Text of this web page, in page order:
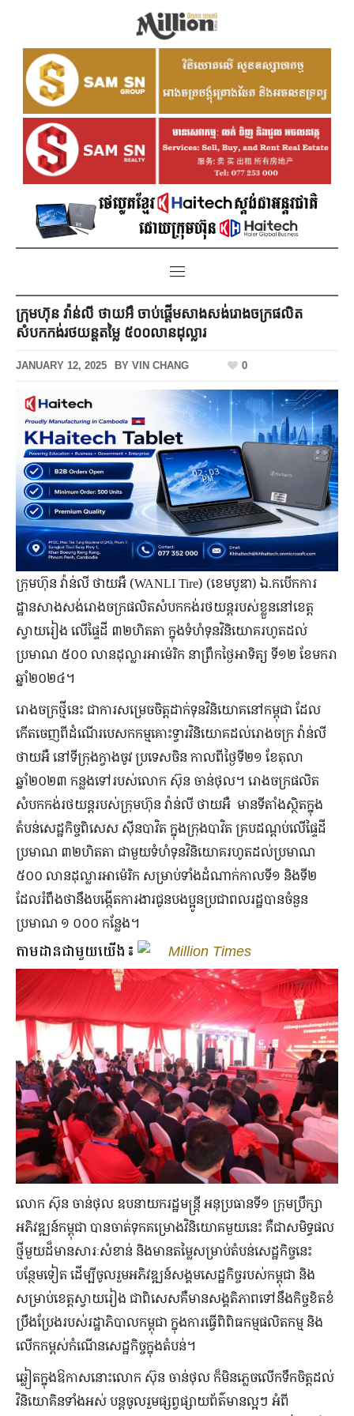
ក្រុមហ៊ុន វ៉ាន់លី ថាយអឺ ចាប់ផ្តើមសាងសង់រោងចក្រផលិត
សំបកកង់រថយន្តតម្លៃ ៥០០លានដុល្លារ
JANUARY 12, 2025 BY VIN CHANG 0
ក្រុមហ៊ុន វ៉ាន់លី ថាយអឺ (WANLI Tire) (ខេមបូឌា) ឯ.កបើកការ
ដ្ឋានសាងសង់រោងចក្រផលិតសំបកកង់រថយន្តរបស់ខ្លួននៅខេត្ត
ស្វាយរៀង លើផ្ទៃដី ៣២ហិតតា ក្នុងទំហំទុនវិនិយោគរហូតដល់
ប្រមាណ ៥០០ លានដុល្លារអាម៉េរិក នាព្រឹកថ្ងៃអាទិត្យ ទី១២ ខែមករា
ឆ្នាំ២០២៤។
រោងចក្រថ្មីនេះ ជាការសម្រេចចិត្តដាក់ទុនវិនិយោគនៅកម្ពុជា ដែល
កើតចេញពីដំណើរបេសកកម្មគោះទ្វារវិនិយោគដល់រោងចក្រ វ៉ាន់លី
ថាយអឺ នៅទីក្រុងក្វាងចូវ ប្រទេសចិន កាលពីថ្ងៃទី២១ ខែតុលា
ឆ្នាំ២០២៣ កន្លងទៅរបស់លោក ស៊ុន ចាន់ថុល។ រោងចក្រផលិត
សំបកកង់រថយន្តរបស់ក្រុមហ៊ុន វ៉ាន់លី ថាយអឺ មានទីតាំងស្ថិតក្នុង
តំបន់សេដ្ឋកិច្ចពិសេស ស៊ីនបាវិត ក្នុងក្រុងបាវិត គ្របដណ្តប់លើផ្ទៃដី
ប្រមាណ ៣២ហិតតា ជាមួយទំហំទុនវិនិយោគរហូតដល់ប្រមាណ
៥០០ លានដុល្លារអាម៉េរិក សម្រាប់ទាំងដំណាក់កាលទី១ និងទី២
ដែលរំពឹងថានឹងបង្កើតការងារជូនបងប្អូនប្រជាពលរដ្ឋបានចំនួន
ប្រមាណ ១ ០០០ កន្លែង។
តាមដានជាមួយយើង៖ Million Times
លោក ស៊ុន ចាន់ថុល ឧបនាយករដ្ឋមន្ត្រី អនុប្រធានទី១ ក្រុមប្រឹក្សា
អភិវឌ្ឍន៍កម្ពុជា បានចាត់ទុកគម្រោងវិនិយោគមួយនេះ គឺជាសមិទ្ធផល
ថ្មីមួយដ៏មានសារៈសំខាន់ និងមានតម្លៃសម្រាប់តំបន់សេដ្ឋកិច្ចនេះ
បន្ថែមទៀត ដើម្បីចូលរួមអភិវឌ្ឍន៍សង្គមសេដ្ឋកិច្ចរបស់កម្ពុជា និង
សម្រាប់ខេត្តស្វាយរៀង ជាពិសេសគឺមានសង្គតិភាពទៅនឹងកិច្ចខិតខំ
ប្រឹងប្រែងរបស់រដ្ឋាភិបាលកម្ពុជា ក្នុងការធ្វើពិពិធកម្មផលិតកម្ម និង
លើកកម្ពស់កំណើនសេដ្ឋកិច្ចក្នុងតំបន់។
ឆ្លៀតក្នុងឱកាសនោះលោក ស៊ុន ចាន់ថុល ក៏មិនភ្លេចលើកទឹកចិត្តដល់
វិនិយោគិនទាំងអស់ បន្តចូលរួមផ្សព្វផ្សាយព័ត៌មានល្អៗ អំពី